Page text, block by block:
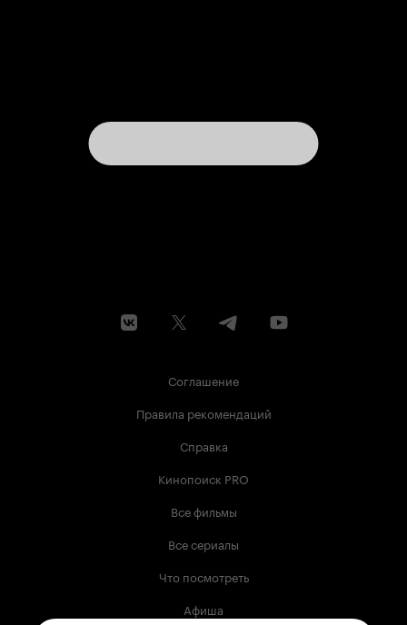
Соглашение
Правила рекомендаций
Справка
Кинопоиск PRO
Все фильмы
Все сериалы
Что посмотреть
Афиша